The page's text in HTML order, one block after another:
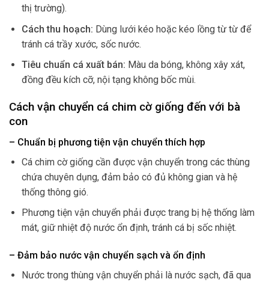
thị trường).
Cách thu hoạch: Dùng lưới kéo hoặc kéo lồng từ từ để
tránh cá trầy xước, sốc nước.
Tiêu chuẩn cá xuất bán: Màu da bóng, không xây xát,
đồng đều kích cỡ, nội tạng không bốc mùi.
Cách vận chuyển cá chim cờ giống đến với bà
con
– Chuẩn bị phương tiện vận chuyển thích hợp
Cá chim cờ giống cần được vận chuyển trong các thùng
chứa chuyên dụng, đảm bảo có đủ không gian và hệ
thống thông gió.
Phương tiện vận chuyển phải được trang bị hệ thống làm
mát, giữ nhiệt độ nước ổn định, tránh cá bị sốc nhiệt.
– Đảm bảo nước vận chuyển sạch và ổn định
Nước trong thùng vận chuyển phải là nước sạch, đã qua